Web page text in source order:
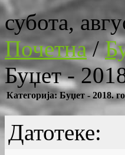
субота,
Почетна/
Буџет -
Категорија: Буџет - 2018.
Датотеке: